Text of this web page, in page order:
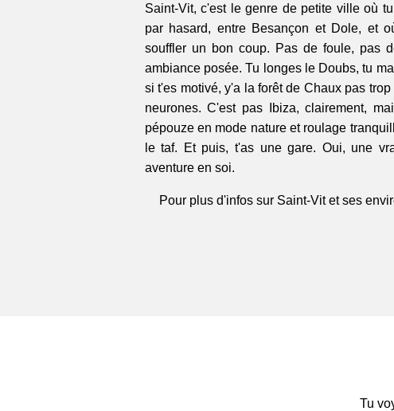
Saint-Vit, c'est le genre de petite ville où
par hasard, entre Besançon et Dole, et
souffler un bon coup. Pas de foule, pas
ambiance posée. Tu longes le Doubs, tu
si t'es motivé, y'a la forêt de Chaux pas
neurones. C'est pas Ibiza, clairement,
pépouze en mode nature et roulage
le taf. Et puis, t'as une gare. Oui, une
aventure en soi.
Pour plus d'infos sur Saint-Vit et ses
Tu